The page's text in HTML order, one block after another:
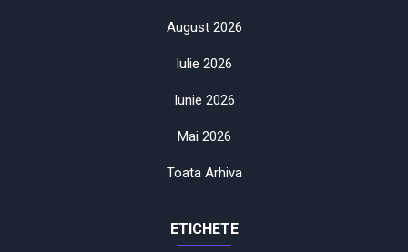
August 2026
Iulie 2026
Iunie 2026
Mai 2026
Toata Arhiva
ETICHETE